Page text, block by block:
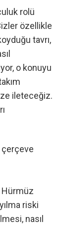
rolü
özellikle
tavrı,
o konuyu
ileteceğiz.
çerçeve
Hürmüz
riski
nasıl